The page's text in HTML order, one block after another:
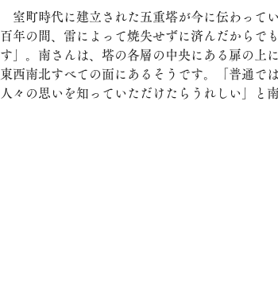
室町時代に建立された五重塔が今に伝わって
百年の間、雷によって焼失せずに済んだからで
す」。南さんは、塔の各層の中央にある扉の上
東西南北すべての面にあるそうです。「普通で
人々の思いを知っていただけたらうれしい」と